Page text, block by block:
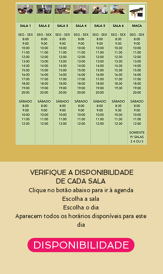
VERIFIQUE A DISPONIBILIDADE
DE CADA SALA
Clique no botão abaixo para ir à agenda
Escolha a sala
Escolha o dia
Aparecem todos os horários disponíveis para este
dia
DISPONIBILIDADE